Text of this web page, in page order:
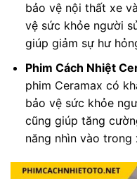
bảo vệ nội thất xe
vệ sức khỏe người
giúp giảm sự hư
Phim Cách Nhiệt
phim Ceramax có
bảo vệ sức khỏe
cũng giúp tăng
năng nhìn vào trong